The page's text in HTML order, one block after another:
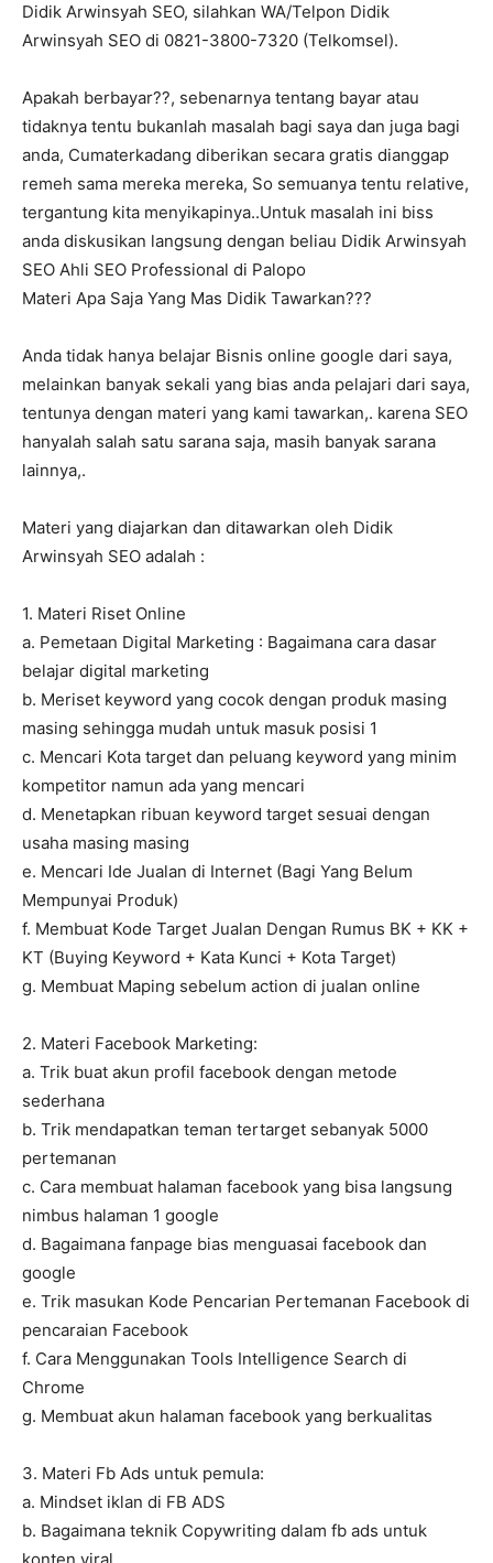
Didik Arwinsyah SEO, silahkan WA/Telpon Didik
Arwinsyah SEO di 0821-3800-7320 (Telkomsel).
Apakah berbayar??, sebenarnya tentang bayar atau
tidaknya tentu bukanlah masalah bagi saya dan juga bagi
anda, Cumaterkadang diberikan secara gratis dianggap
remeh sama mereka mereka, So semuanya tentu relative,
tergantung kita menyikapinya..Untuk masalah ini biss
anda diskusikan langsung dengan beliau Didik Arwinsyah
SEO Ahli SEO Professional di Palopo
Materi Apa Saja Yang Mas Didik Tawarkan???
Anda tidak hanya belajar Bisnis online google dari saya,
melainkan banyak sekali yang bias anda pelajari dari saya,
tentunya dengan materi yang kami tawarkan,. karena SEO
hanyalah salah satu sarana saja, masih banyak sarana
lainnya,.
Materi yang diajarkan dan ditawarkan oleh Didik
Arwinsyah SEO adalah :
1. Materi Riset Online
a. Pemetaan Digital Marketing : Bagaimana cara dasar
belajar digital marketing
b. Meriset keyword yang cocok dengan produk masing
masing sehingga mudah untuk masuk posisi 1
c. Mencari Kota target dan peluang keyword yang minim
kompetitor namun ada yang mencari
d. Menetapkan ribuan keyword target sesuai dengan
usaha masing masing
e. Mencari Ide Jualan di Internet (Bagi Yang Belum
Mempunyai Produk)
f. Membuat Kode Target Jualan Dengan Rumus BK + KK +
KT (Buying Keyword + Kata Kunci + Kota Target)
g. Membuat Maping sebelum action di jualan online
2. Materi Facebook Marketing:
a. Trik buat akun profil facebook dengan metode
sederhana
b. Trik mendapatkan teman tertarget sebanyak 5000
pertemanan
c. Cara membuat halaman facebook yang bisa langsung
nimbus halaman 1 google
d. Bagaimana fanpage bias menguasai facebook dan
google
e. Trik masukan Kode Pencarian Pertemanan Facebook di
pencaraian Facebook
f. Cara Menggunakan Tools Intelligence Search di
Chrome
g. Membuat akun halaman facebook yang berkualitas
3. Materi Fb Ads untuk pemula:
a. Mindset iklan di FB ADS
b. Bagaimana teknik Copywriting dalam fb ads untuk